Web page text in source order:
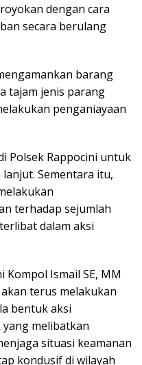
dengan cara
secara berulang
barang
tajam jenis parang
penganiayaan
Polsek Rappocini untuk
Sementara itu,
terhadap sejumlah
dalam aksi
Kompol Ismail SE, MM
terus melakukan
bentuk aksi
melibatkan
situasi keamanan
kondusif di wilayah